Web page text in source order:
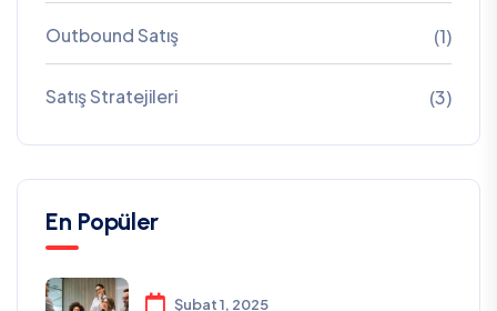
Outbound Satış (1)
Satış Stratejileri (3)
En Popüler
Şubat 1, 2025